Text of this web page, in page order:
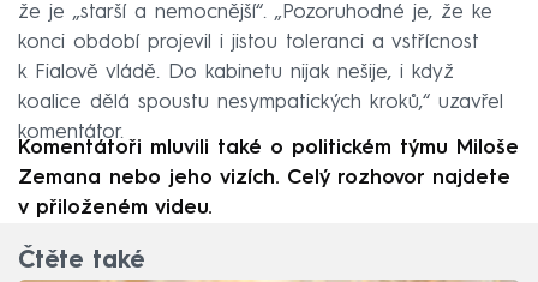
že je „starší a nemocnější“. „Pozoruhodné je, že ke
konci období projevil i jistou toleranci a vstřícnost
k Fialově vládě. Do kabinetu nijak nešije, i když
koalice dělá spoustu nesympatických kroků,“ uzavřel
komentátor.
Komentátoři mluvili také o politickém týmu Miloše
Zemana nebo jeho vizích. Celý rozhovor najdete
v přiloženém videu.
Čtěte také